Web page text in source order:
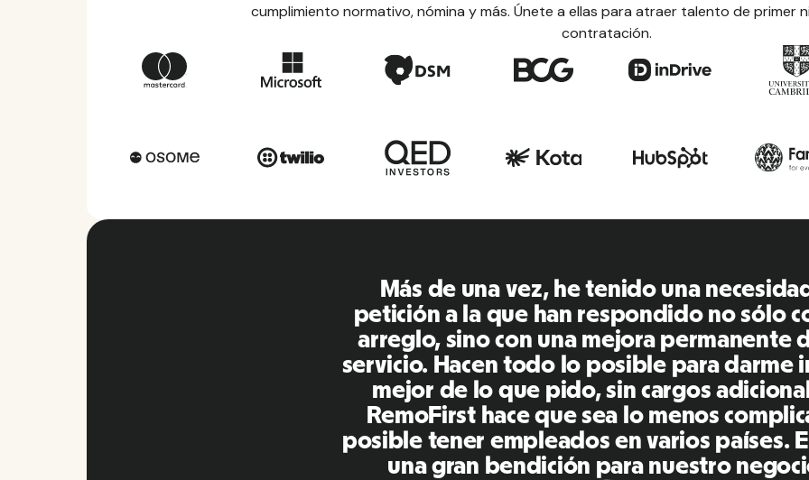
cumplimiento normativo, nómina y más. Únete a ellas para atraer talento de primer
contratación.
Más de una vez, he tenido una
petición a la que han respondido no sólo
arreglo, sino con una mejora permanente
servicio. Hacen todo lo posible para darme
mejor de lo que pido, sin cargos
RemoFirst hace que sea lo menos
posible tener empleados en varios países.
una gran bendición para nuestro